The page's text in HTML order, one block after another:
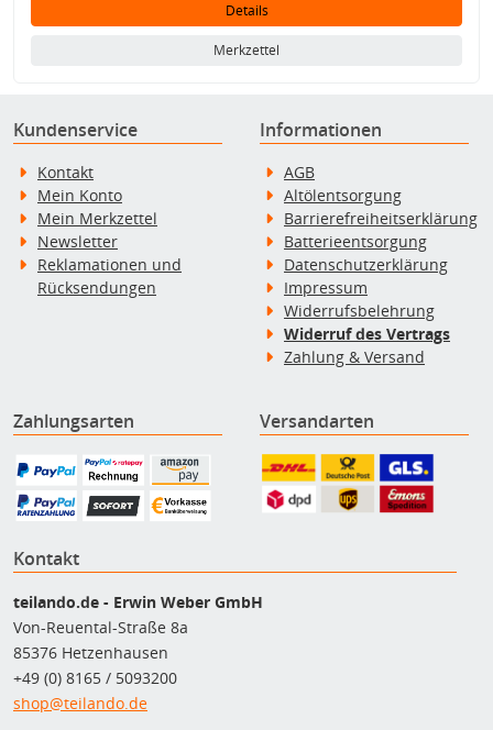
Details
Merkzettel
Kundenservice
Kontakt
Mein Konto
Mein Merkzettel
Newsletter
Reklamationen und
Rücksendungen
Informationen
AGB
Altölentsorgung
Barrierefreiheitserklärung
Batterieentsorgung
Datenschutzerklärung
Impressum
Widerrufsbelehrung
Widerruf des Vertrags
Zahlung & Versand
Zahlungsarten Versandarten
Kontakt
teilando.de - Erwin Weber GmbH
Von-Reuental-Straße 8a
85376 Hetzenhausen
+49 (0) 8165 / 5093200
shop@teilando.de